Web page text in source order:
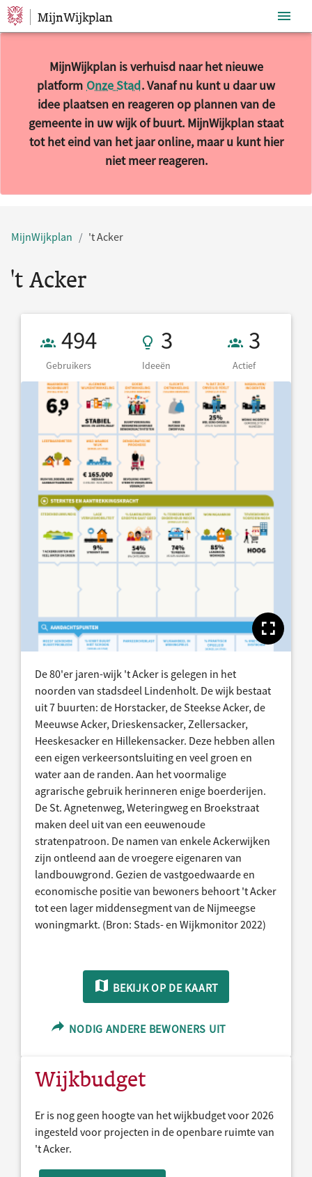
Sla navigatie over
MijnWijkplan
MijnWijkplan is verhuisd naar het nieuwe
platform Onze Stad. Vanaf nu kunt u daar uw
idee plaatsen en reageren op plannen van de
gemeente in uw wijk of buurt. MijnWijkplan staat
tot het eind van het jaar online, maar u kunt hier
niet meer reageren.
MijnWijkplan
't Acker
't Acker
Gebruikers 494
494
Gebruikers
3 Ideeën
3
Ideeën
3 Actief
3
Actief
De 80'er jaren-wijk 't Acker is gelegen in het
noorden van stadsdeel Lindenholt. De wijk bestaat
uit 7 buurten: de Horstacker, de Steekse Acker, de
Meeuwse Acker, Drieskensacker, Zellersacker,
Heeskesacker en Hillekensacker. Deze hebben allen
een eigen verkeersontsluiting en veel groen en
water aan de randen. Aan het voormalige
agrarische gebruik herinneren enige boerderijen.
De St. Agnetenweg, Weteringweg en Broekstraat
maken deel uit van een eeuwenoude
stratenpatroon. De namen van enkele Ackerwijken
zijn ontleend aan de vroegere eigenaren van
landbouwgrond. Gezien de vastgoedwaarde en
economische positie van bewoners behoort 't Acker
tot een lager middensegment van de Nijmeegse
woningmarkt. (Bron: Stads- en Wijkmonitor 2022)
BEKIJK OP DE KAART
NODIG ANDERE BEWONERS UIT
Wijkbudget
Er is nog geen hoogte van het wijkbudget voor 2026
ingesteld voor projecten in de openbare ruimte van
't Acker.